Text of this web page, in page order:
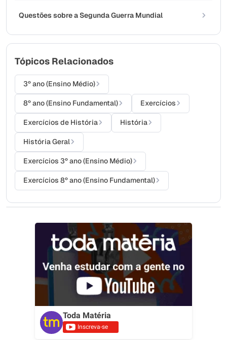
Questões sobre a Segunda Guerra Mundial
Tópicos Relacionados
3º ano (Ensino Médio)
8º ano (Ensino Fundamental) Exercícios
Exercícios de História História
História Geral
Exercícios 3º ano (Ensino Médio)
Exercícios 8º ano (Ensino Fundamental)
Toda Matéria
Inscreva-se